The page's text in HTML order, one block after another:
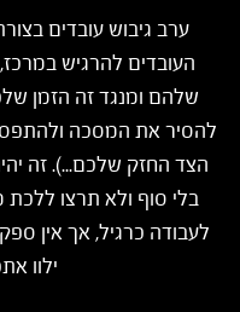
ערב גיבוש עובדים
העובדים להרגיש
שלהם ומנגד זה הזמן
להסיר את המסכה
הצד החזק שלכם...). זה
בלי סוף ולא תרצו
לעבודה כרגיל, אך אין
ילוו